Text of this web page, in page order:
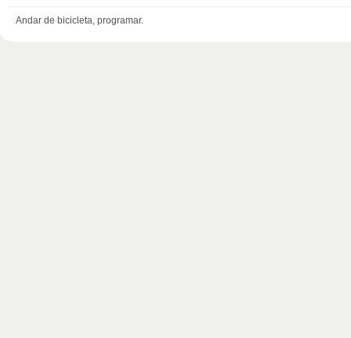
Andar de bicicleta, programar.